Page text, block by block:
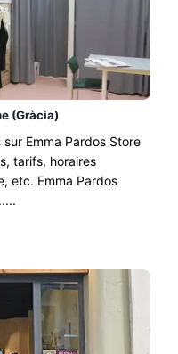
(Gràcia)
Emma Pardos Store
tarifs, horaires
etc. Emma Pardos